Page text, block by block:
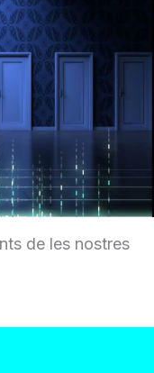
de les nostres